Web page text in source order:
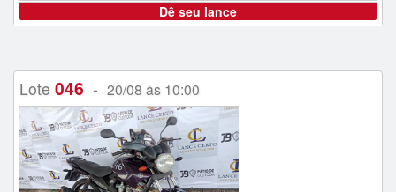
Dê seu lance
Lote 046 - 20/08 às 10:00